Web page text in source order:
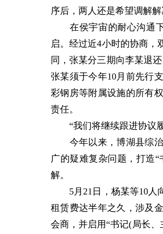
序后，两人还是希望调解解
在侯宇宙的耐心沟通下
启。经过近4小时的协商，
同，张某分三期向李某退
张某须于今年10月前先行
彩钢房等附属设施的所有
责任。
“我们将继续跟进协议履
今年以来，博湖县综治
广的疑难复杂问题，打造
解。
5月21日，杨某等10人
租赁费达半年之久，涉及
会商，并启用“书记(局长